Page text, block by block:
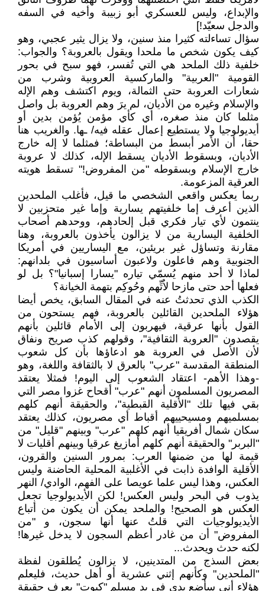
والإبداع، وليس للعسكري أبو زبيبة وأخيه في السفه
والدجل سعيّد!]
سؤال تساءلته كثيرا منذ سنين، ولا يزال يثير عجبي، وهو
كيف يكون شخص ما ملحدا ويقول بالعروبة؟ والجواب:
خلفية ذلك الملحد هي التي تُفسر، فهو سبح في بحور
القومية "العربية" والماركسية العروبية وشرب من
شعارات العروبة حتى الثمالة، ويوم اكتشف وهم الإله
والإسلام وغيره من الأديان، لم يرَ وهم العروبة بل واصل
مثلما كان منذ صغره، أي كأي مؤمن يُؤمن بدين أو
أيديولوجيا ولا يستطيع إعمال عقله فيه/ ـها. والغريب هنا
حقا، أن الأمر أبسط من البساطة؛ فمثلما لا إله خارج
الأديان، وبسقوط الأديان يسقط الإله، كذلك لا عروبة
خارج الإسلام وبسقوطه "من المفروض!" تسقط هويته
العرقية المزعومة.
ربما يعكس واقعي الشخصي ما قيل، فأغلب الملحدين
الذين أعرف إما خلفيتهم يسارية وإما غير متحزبين لا
ينتمون لأي تيار فكري قبل إلحادهم، ووحدهم أصحاب
الخلفية اليسارية من لا يزالون يأخذون بالعروبة، وهنا
مقارنة وتساؤل غير بريئين، مع اليساريين في أمريكا
الجنوبية وهم فاعلون ولاعبون أساسيون في بلدانهم:
لماذا لا أحد منهم يُسمّي تياره "يسارا إسبانيا"؟ بل لو
فعلها أحد حتى مازحا لاُتِّهم وحُوكِم بتهمة الخيانة؟
الكذب الذي تحدثتُ عنه في المقال السابق، يخص أيضا
هؤلاء الملحدين القائلين بالعروبة، فهم يستحون من
القول بأنها عرقية، فيهربون إلى الأمام قائلين بأنهم
يقصدون "العروبة الثقافية"، وقولهم كذب صريح ونفاق
لأن الأصل في العروبة هو ادعاؤها بأن كل شعوب
المنطقة المقدسة "عرب" بالعرق لا بالثقافة واللغة، وهو
-وهذا الأهم- اعتقاد الشعوب إلى اليوم! فمثلا يعتقد
المصريون المسلمون أنهم "عرب" أقحاح غزوا مصر التي
بقي فيها تلك "الأقلية القبطية"، والحقيقة أنهم كلهم
بمسلميهم ومسيحييهم أقباط أي مصريون، كذلك يعتقد
سكان شمال أفريقيا أنهم كلهم "عرب" وبينهم "قليل" من
"البربر" والحقيقة أنهم كلهم أمازيغ عرقيا وبينهم أقليات لا
قيمة لها من ضمنها العرب: بمرور السنين والقرون،
الأقلية الوافدة ذابت في الأغلبية المحلية الحاضنة وليس
العكس، وهذا ليس علما عويصا على الفهم، الوادي/ النهر
يذوب في البحر وليس العكس! لكن الأيديولوجيا تجعل
العكس هو الصحيح! والملحد يمكن أن يكون من أتباع
الأيديولوجيات التي قلتُ عنها أنها سجون، و "من
المفروض" أن من غادر أعظم السجون لا يدخل غيرها!
لكنه حدث ويحدث...
بعض السذج من المتدينين، لا يزالون يُطلقون لفظة
"الملحدين" وكأنهم إثني عشرية أو أهل حديث، فليعلم
هؤلاء أني سأضع يدي في يد مسلم "كيوت" يعرف حقيقة